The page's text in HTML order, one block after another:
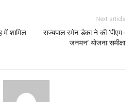
में शामिल
Next article
राज्यपाल रमेन डेका ने की ‘पीएम-
जनमन’ योजना समीक्षा